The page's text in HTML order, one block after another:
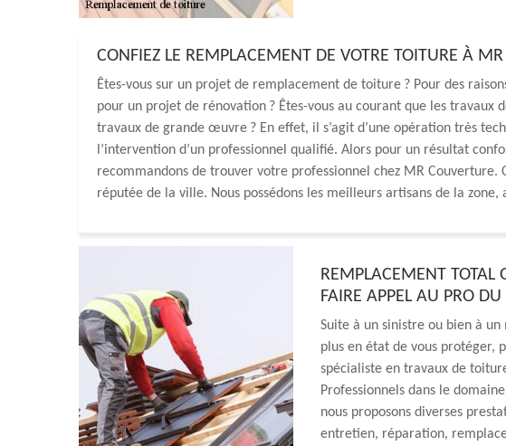
CONFIEZ LE REMPLACEMENT DE VOTRE TOITURE À
Êtes-vous sur un projet de remplacement de toiture ? Pour des
pour un projet de rénovation ? Êtes-vous au courant que les travaux
travaux de grande œuvre ? En effet, il s’agit d’une opération très
l’intervention d’un professionnel qualifié. Alors pour un résultat
recommandons de trouver votre professionnel chez MR Couverture.
réputée de la ville. Nous possédons les meilleurs artisans de la zone,
REMPLACEMENT TOTAL
FAIRE APPEL AU PRO
Suite à un sinistre ou bien à
plus en état de vous protéger,
spécialiste en travaux de
Professionnels dans le
nous proposons diverses
entretien, réparation,